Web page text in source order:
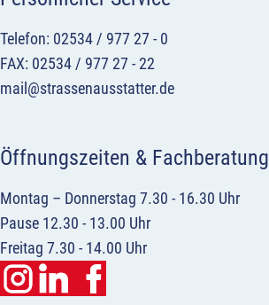
Telefon: 02534 / 977 27 - 0
FAX: 02534 / 977 27 - 22
mail@strassenausstatter.de
Öffnungszeiten & Fachberatung
Montag – Donnerstag 7.30 - 16.30 Uhr
Pause 12.30 - 13.00 Uhr
Freitag 7.30 - 14.00 Uhr